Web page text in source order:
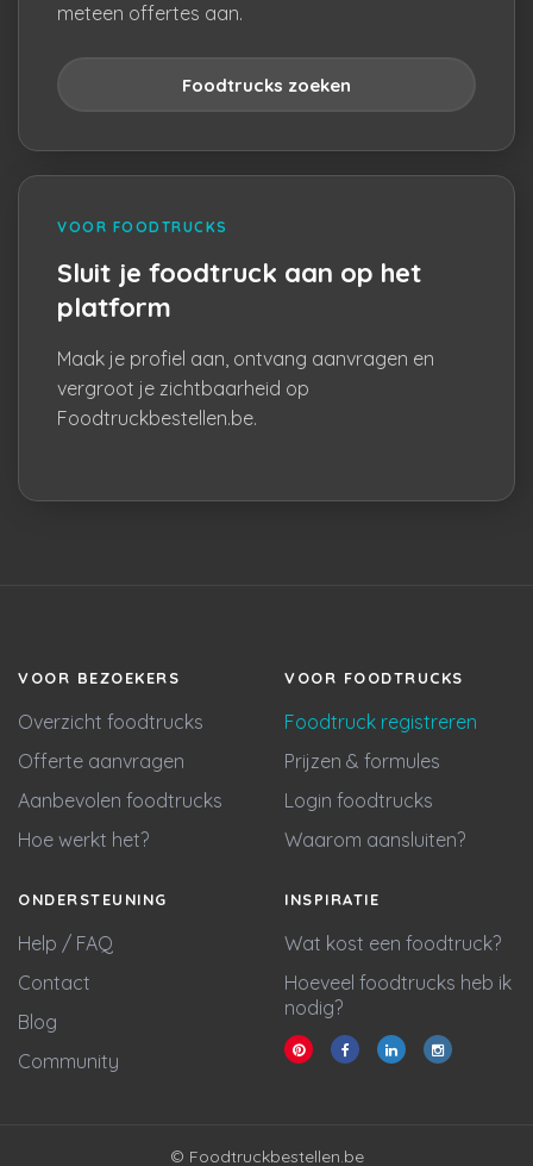
meteen offertes aan.
Foodtrucks zoeken
VOOR FOODTRUCKS
Sluit je foodtruck aan op het
platform
Maak je profiel aan, ontvang aanvragen en
vergroot je zichtbaarheid op
Foodtruckbestellen.be.
VOOR BEZOEKERS
Overzicht foodtrucks
Offerte aanvragen
Aanbevolen foodtrucks
Hoe werkt het?
VOOR FOODTRUCKS
Foodtruck registreren
Prijzen & formules
Login foodtrucks
Waarom aansluiten?
ONDERSTEUNING
Help / FAQ
Contact
Blog
Community
INSPIRATIE
Wat kost een foodtruck?
Hoeveel foodtrucks heb ik
nodig?
© Foodtruckbestellen.be